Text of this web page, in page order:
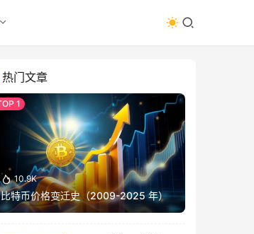
热门文章
10.9K
比特币价格变迁史（2009-2025 年）